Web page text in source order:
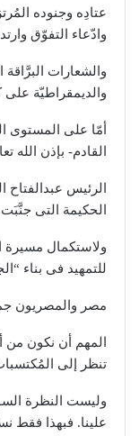
عتادِه وجنوده
وادّعاء التفوّق
والشعارات البرَّاقة
والديمقراطيّة على
أمّا على المستوى
القادم- بإذن الله
الرئيس
الحكيمة التى
ولاستكمال مسيرة
للتمهيد فى بناء
مصر والمصريون
المهم أن نكون من
تنظر إلى
وليست النظرة
علينا. فبهذا فقط